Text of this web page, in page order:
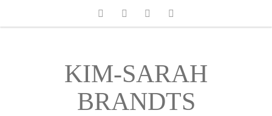
KIM-SARAH
BRANDTS